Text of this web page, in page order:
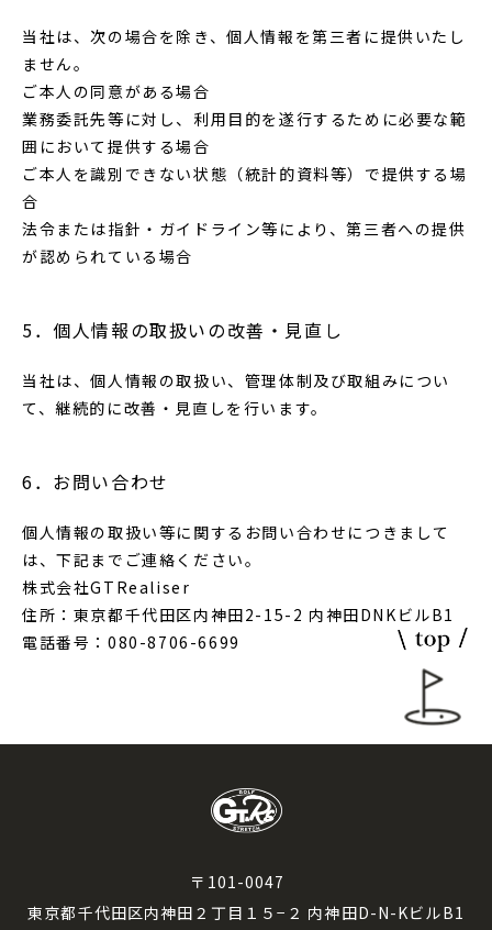
当社は、次の場合を除き、個人情報を第三者に提供いたし
ません。
ご本人の同意がある場合
業務委託先等に対し、利用目的を遂行するために必要な範
囲において提供する場合
ご本人を識別できない状態（統計的資料等）で提供する場
合
法令または指針・ガイドライン等により、第三者への提供
が認められている場合
5．個人情報の取扱いの改善・見直し
当社は、個人情報の取扱い、管理体制及び取組みについ
て、継続的に改善・見直しを行います。
6．お問い合わせ
個人情報の取扱い等に関するお問い合わせにつきまして
は、下記までご連絡ください。
株式会社GTRealiser
住所：東京都千代田区内神田2-15-2 内神田DNKビルB1
電話番号：080-8706-6699
〒101-0047
東京都千代田区内神田２丁目１５−２ 内神田D-N-KビルB1